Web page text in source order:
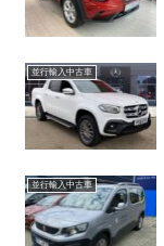
並行輸入中古車
並行輸入中古車